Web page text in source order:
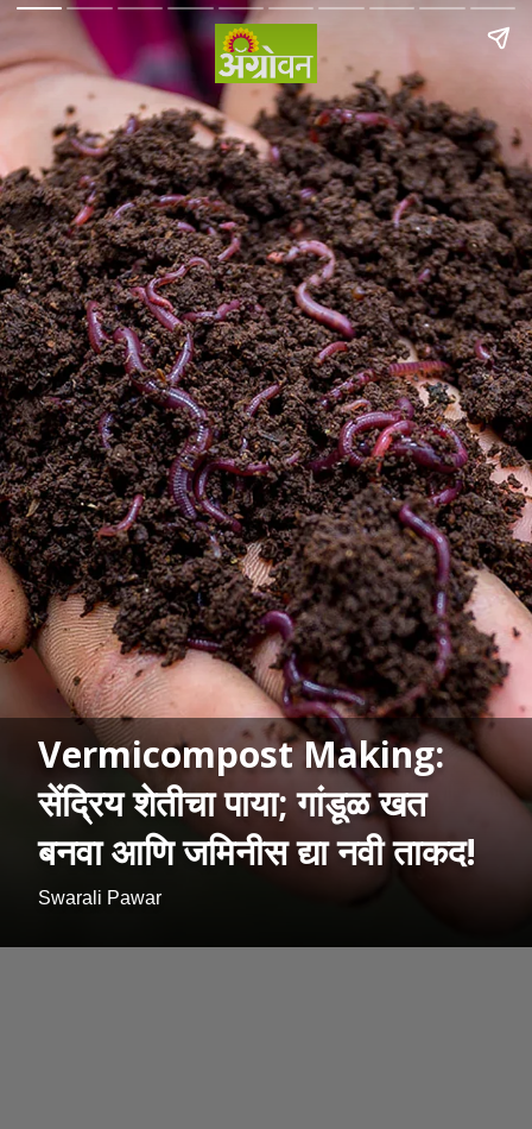
Vermicompost Making:
सेंद्रिय शेतीचा पाया; गांडूळ खत
बनवा आणि जमिनीस द्या नवी ताकद!
Swarali Pawar